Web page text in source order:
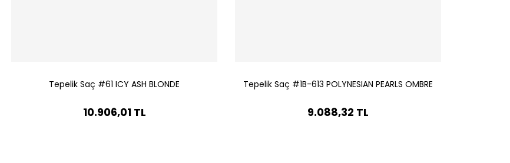
Tepelik Saç #61 ICY ASH BLONDE
10.906,01 TL
Tepelik Saç #1B-613 POLYNESIAN PEARLS OMBRE
9.088,32 TL